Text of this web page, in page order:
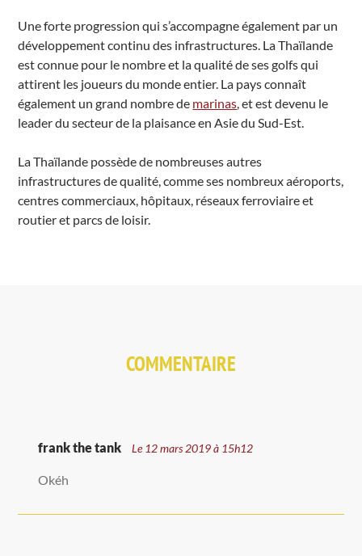
Une forte progression qui s’accompagne également par un
développement continu des infrastructures. La Thaïlande
est connue pour le nombre et la qualité de ses golfs qui
attirent les joueurs du monde entier. La pays connaît
également un grand nombre de marinas, et est devenu le
leader du secteur de la plaisance en Asie du Sud-Est.
La Thaïlande possède de nombreuses autres
infrastructures de qualité, comme ses nombreux aéroports,
centres commerciaux, hôpitaux, réseaux ferroviaire et
routier et parcs de loisir.
COMMENTAIRE
frank the tank Le 12 mars 2019 à 15h12
Okéh